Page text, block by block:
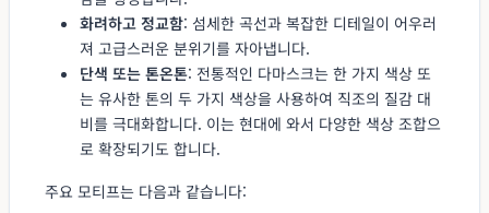
화려하고 정교함: 섬세한 곡선과 복잡한 디테일이 어우러
져 고급스러운 분위기를 자아냅니다.
단색 또는 톤온톤: 전통적인 다마스크는 한 가지 색상 또
는 유사한 톤의 두 가지 색상을 사용하여 직조의 질감 대
비를 극대화합니다. 이는 현대에 와서 다양한 색상 조합으
로 확장되기도 합니다.
주요 모티프는 다음과 같습니다: